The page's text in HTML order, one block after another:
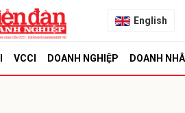
English
VCCI DOANH NGHIỆP DOANH